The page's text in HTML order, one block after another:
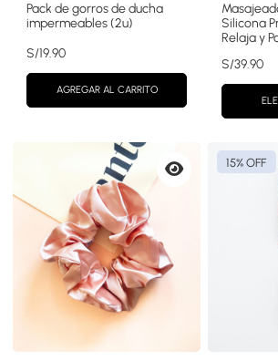
Pack de gorros de ducha
impermeables (2u)
S/19.90
AGREGAR AL CARRITO
Silicona
Relaja y
S/39.90
Vista
15% OFF